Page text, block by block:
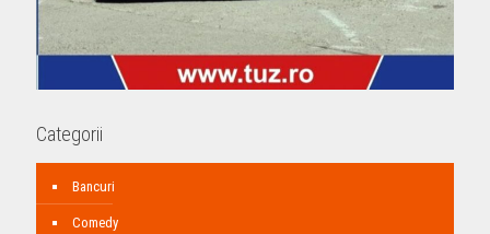
Categorii
Bancuri
Comedy